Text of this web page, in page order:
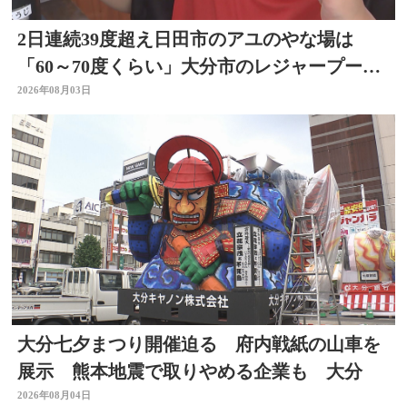
2日連続39度超え日田市のアユのやな場は
「60～70度くらい」大分市のレジャープール
も賑わう 大分
2026年08月03日
大分七夕まつり開催迫る 府内戦紙の山車を
展示 熊本地震で取りやめる企業も 大分
2026年08月04日